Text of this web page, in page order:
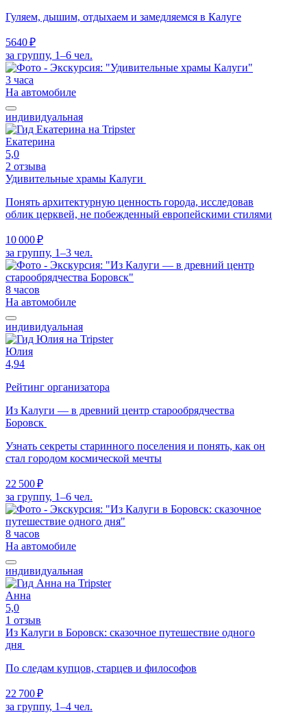
Гуляем, дышим, отдыхаем и замедляемся в Калуге
5640 ₽
за группу, 1–6 чел.
3 часа
На автомобиле
индивидуальная
Екатерина
5,0
2 отзыва
Удивительные храмы Калуги
Понять архитектурную ценность города, исследовав
облик церквей, не побежденный европейскими стилями
10 000 ₽
за группу, 1–3 чел.
8 часов
На автомобиле
индивидуальная
Юлия
4,94
Рейтинг организатора
Из Калуги — в древний центр старообрядчества
Боровск
Узнать секреты старинного поселения и понять, как он
стал городом космической мечты
22 500 ₽
за группу, 1–6 чел.
8 часов
На автомобиле
индивидуальная
Анна
5,0
1 отзыв
Из Калуги в Боровск: сказочное путешествие одного
дня
По следам купцов, старцев и философов
22 700 ₽
за группу, 1–4 чел.